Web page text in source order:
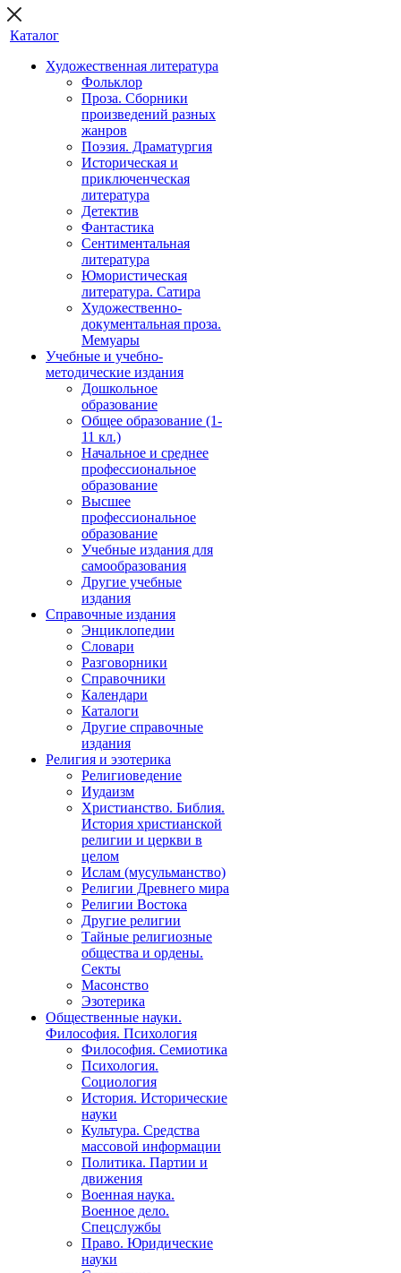
Каталог
Художественная литература
Фольклор
Проза. Сборники
произведений разных
жанров
Поэзия. Драматургия
Историческая и
приключенческая
литература
Детектив
Фантастика
Сентиментальная
литература
Юмористическая
литература. Сатира
Художественно-
документальная проза.
Мемуары
Учебные и учебно-
методические издания
Дошкольное
образование
Общее образование (1-
11 кл.)
Начальное и среднее
профессиональное
образование
Высшее
профессиональное
образование
Учебные издания для
самообразования
Другие учебные
издания
Справочные издания
Энциклопедии
Словари
Разговорники
Справочники
Календари
Каталоги
Другие справочные
издания
Религия и эзотерика
Религиоведение
Иудаизм
Христианство. Библия.
История христианской
религии и церкви в
целом
Ислам (мусульманство)
Религии Древнего мира
Религии Востока
Другие религии
Тайные религиозные
общества и ордены.
Секты
Масонство
Эзотерика
Общественные науки.
Философия. Психология
Философия. Семиотика
Психология.
Социология
История. Исторические
науки
Культура. Средства
массовой информации
Политика. Партии и
движения
Военная наука.
Военное дело.
Спецслужбы
Право. Юридические
науки